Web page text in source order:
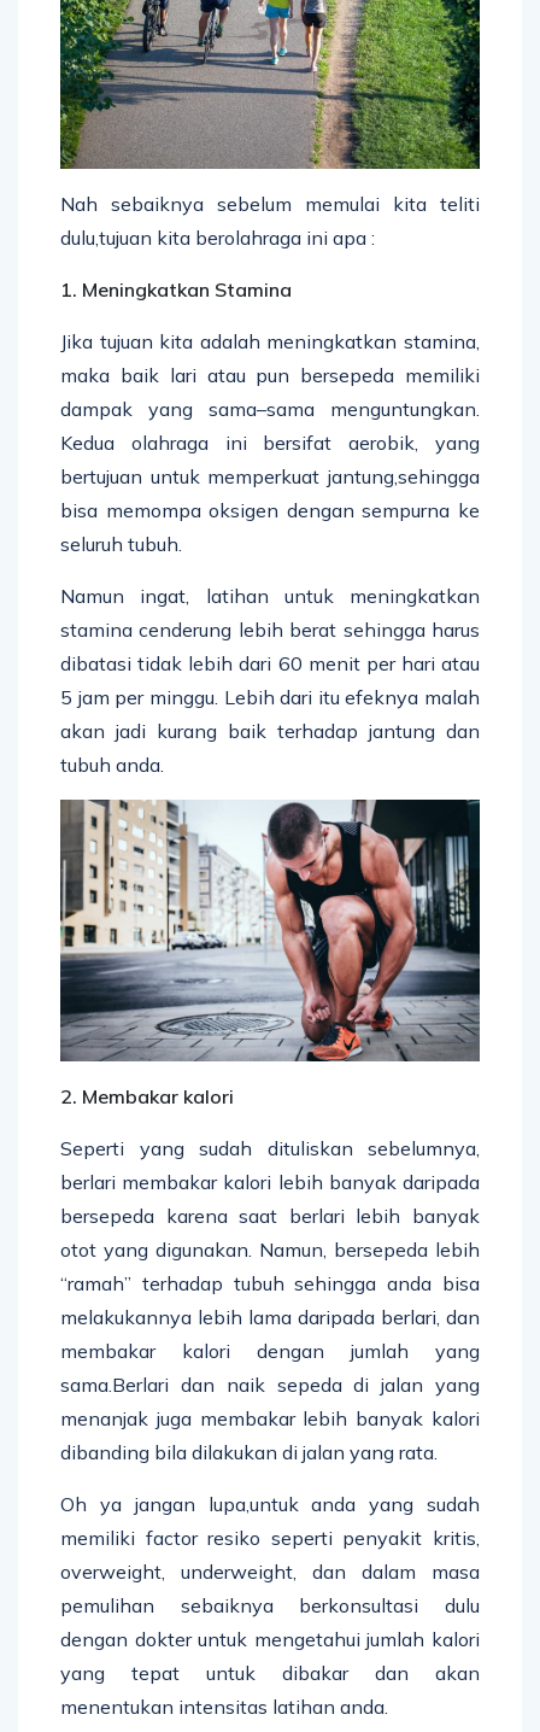
Nah sebaiknya sebelum memulai kita teliti
dulu,tujuan kita berolahraga ini apa :
1. Meningkatkan Stamina
Jika tujuan kita adalah meningkatkan stamina,
maka baik lari atau pun bersepeda memiliki
dampak yang sama–sama menguntungkan.
Kedua olahraga ini bersifat aerobik, yang
bertujuan untuk memperkuat jantung,sehingga
bisa memompa oksigen dengan sempurna ke
seluruh tubuh.
Namun ingat, latihan untuk meningkatkan
stamina cenderung lebih berat sehingga harus
dibatasi tidak lebih dari 60 menit per hari atau
5 jam per minggu. Lebih dari itu efeknya malah
akan jadi kurang baik terhadap jantung dan
tubuh anda.
2. Membakar kalori
Seperti yang sudah dituliskan sebelumnya,
berlari membakar kalori lebih banyak daripada
bersepeda karena saat berlari lebih banyak
otot yang digunakan. Namun, bersepeda lebih
“ramah” terhadap tubuh sehingga anda bisa
melakukannya lebih lama daripada berlari, dan
membakar kalori dengan jumlah yang
sama.Berlari dan naik sepeda di jalan yang
menanjak juga membakar lebih banyak kalori
dibanding bila dilakukan di jalan yang rata.
Oh ya jangan lupa,untuk anda yang sudah
memiliki factor resiko seperti penyakit kritis,
overweight, underweight, dan dalam masa
pemulihan sebaiknya berkonsultasi dulu
dengan dokter untuk mengetahui jumlah kalori
yang tepat untuk dibakar dan akan
menentukan intensitas latihan anda.